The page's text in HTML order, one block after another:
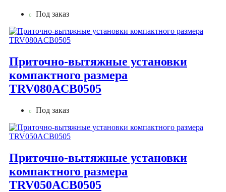
Под заказ
Приточно-вытяжные установки
компактного размера
TRV080ACB0505
Под заказ
Приточно-вытяжные установки
компактного размера
TRV050ACB0505